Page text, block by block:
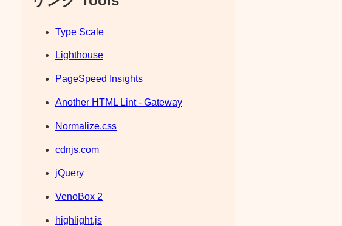
Type Scale
Lighthouse
PageSpeed Insights
Another HTML Lint - Gateway
Normalize.css
cdnjs.com
jQuery
VenoBox 2
highlight.js